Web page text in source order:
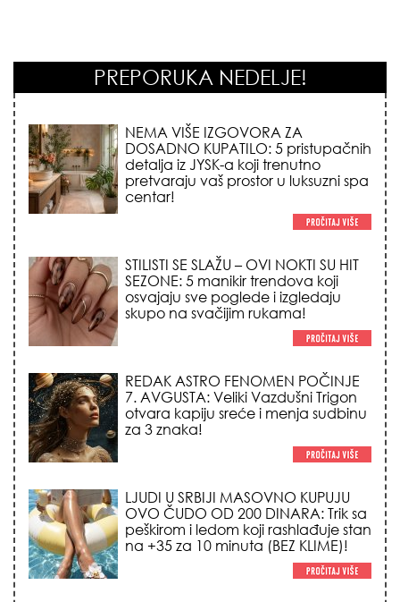
PREPORUKA NEDELJE!
STILISTI SE SLAŽU – OVI NOKTI SU HIT
SEZONE: 5 manikir trendova koji
osvajaju sve poglede i izgledaju
skupo na svačijim rukama!
7. AVGUSTA: Veliki Vazdušni Trigon
otvara kapiju sreće i menja sudbinu
za 3 znaka!
OVO ČUDO OD 200 DINARA: Trik sa
peškirom i ledom koji rashlađuje stan
na +35 za 10 minuta (BEZ KLIME)!
16.08.2026.): Stiže moćno
pomračenje Sunca i Veliki Vazdušni
Trigon – evo kome se život menja iz
korena!